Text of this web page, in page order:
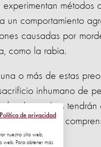
un comportamiento
causadas por
como la rabia.
o más de estas
inhumano de
Los países
una falta de
Política de privacidad
nuestro sitio web,
web. Para obtener más